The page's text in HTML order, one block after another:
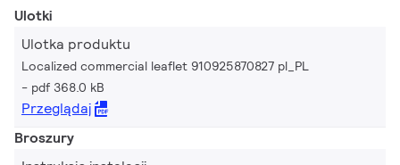
Ulotki
Ulotka produktu
Localized commercial leaflet 910925870827 pl_PL
pdf 368.0 kB
Przeglądaj
Broszury